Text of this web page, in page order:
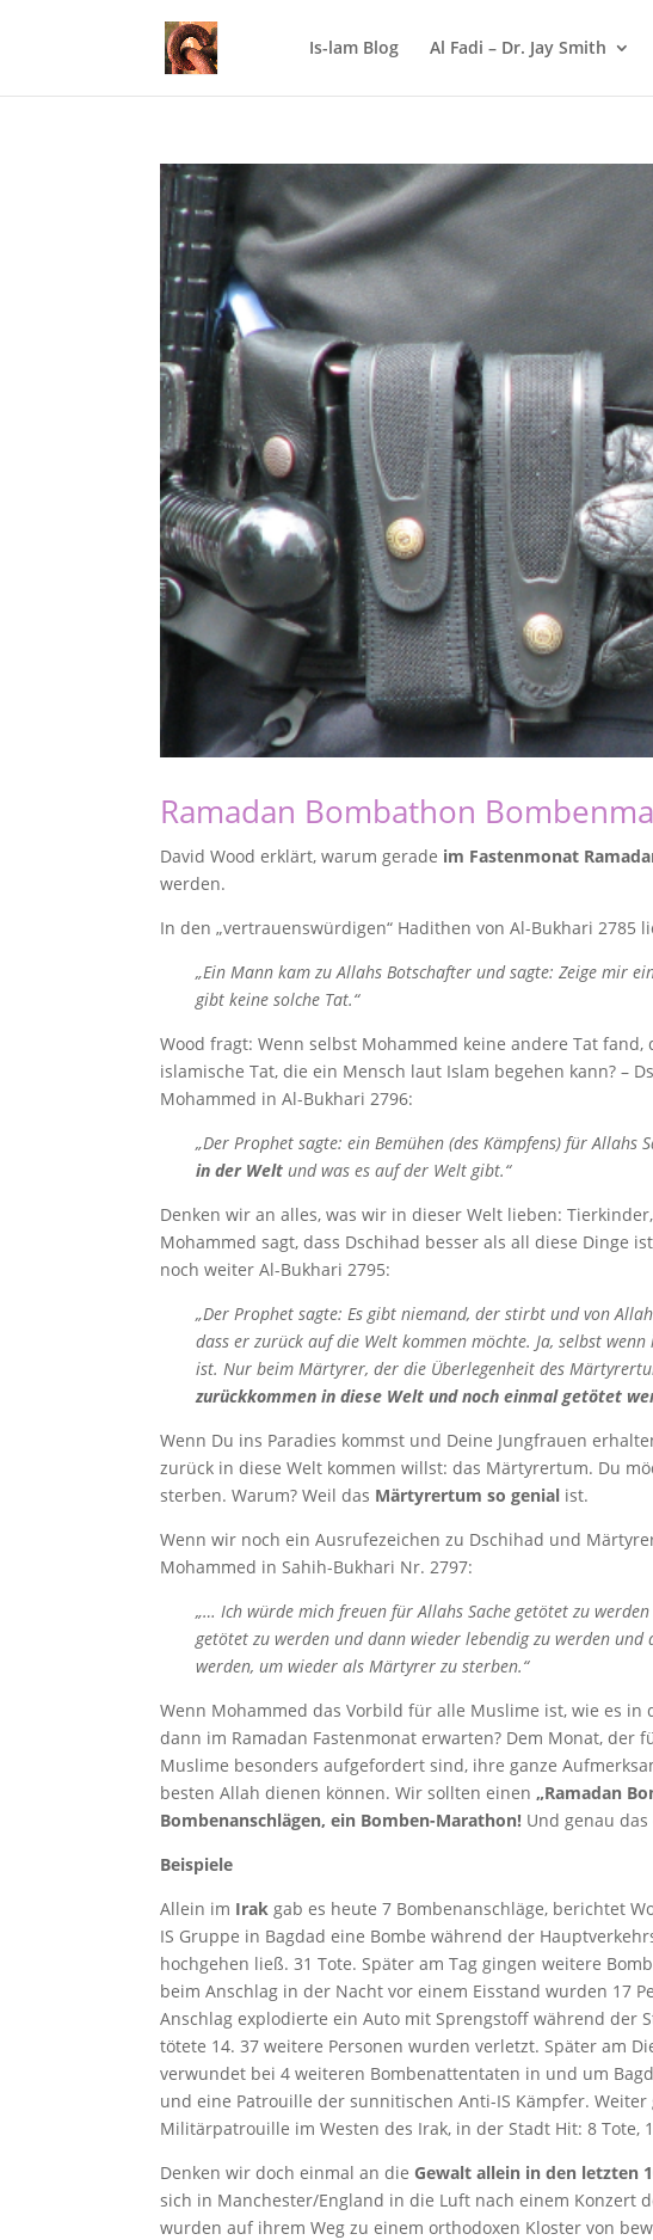
Is-lam Blog Al Fadi – Dr. Jay Smith
Ramadan Bombathon
David Wood erklärt, warum gerade im Fastenmonat
werden.
In den „vertrauenswürdigen“ Hadithen von Al-Bukhari 2785
„Ein Mann kam zu Allahs Botschafter und sagte: Zeige mir
gibt keine solche Tat.“
Wood fragt: Wenn selbst Mohammed keine andere Tat
islamische Tat, die ein Mensch laut Islam begehen kann? –
Mohammed in Al-Bukhari 2796:
„Der Prophet sagte: ein Bemühen (des Kämpfens) für
in der Welt und was es auf der Welt gibt.“
Denken wir an alles, was wir in dieser Welt lieben:
Mohammed sagt, dass Dschihad besser als all diese Dinge
noch weiter Al-Bukhari 2795:
„Der Prophet sagte: Es gibt niemand, der stirbt und von
dass er zurück auf die Welt kommen möchte. Ja, selbst
ist. Nur beim Märtyrer, der die Überlegenheit des
zurückkommen in diese Welt und noch einmal getötet
Wenn Du ins Paradies kommst und Deine Jungfrauen
zurück in diese Welt kommen willst: das Märtyrertum. Du
sterben. Warum? Weil das Märtyrertum so genial ist.
Wenn wir noch ein Ausrufezeichen zu Dschihad und
Mohammed in Sahih-Bukhari Nr. 2797:
„… Ich würde mich freuen für Allahs Sache getötet zu
getötet zu werden und dann wieder lebendig zu werden
werden, um wieder als Märtyrer zu sterben.“
Wenn Mohammed das Vorbild für alle Muslime ist, wie es
dann im Ramadan Fastenmonat erwarten? Dem Monat,
Muslime besonders aufgefordert sind, ihre ganze
besten Allah dienen können. Wir sollten einen „Ramadan
Bombenanschlägen, ein Bomben-Marathon! Und genau
Beispiele
Allein im Irak gab es heute 7 Bombenanschläge, berichtet
IS Gruppe in Bagdad eine Bombe während der
hochgehen ließ. 31 Tote. Später am Tag gingen weitere
beim Anschlag in der Nacht vor einem Eisstand wurden 17
Anschlag explodierte ein Auto mit Sprengstoff während der
tötete 14. 37 weitere Personen wurden verletzt. Später am
verwundet bei 4 weiteren Bombenattentaten in und um
und eine Patrouille der sunnitischen Anti-IS Kämpfer.
Militärpatrouille im Westen des Irak, in der Stadt Hit: 8 Tote,
Denken wir doch einmal an dieGewalt allein in den letzten
sich in Manchester/England in die Luft nach einem Konzert
wurden auf ihrem Weg zu einem orthodoxen Kloster von